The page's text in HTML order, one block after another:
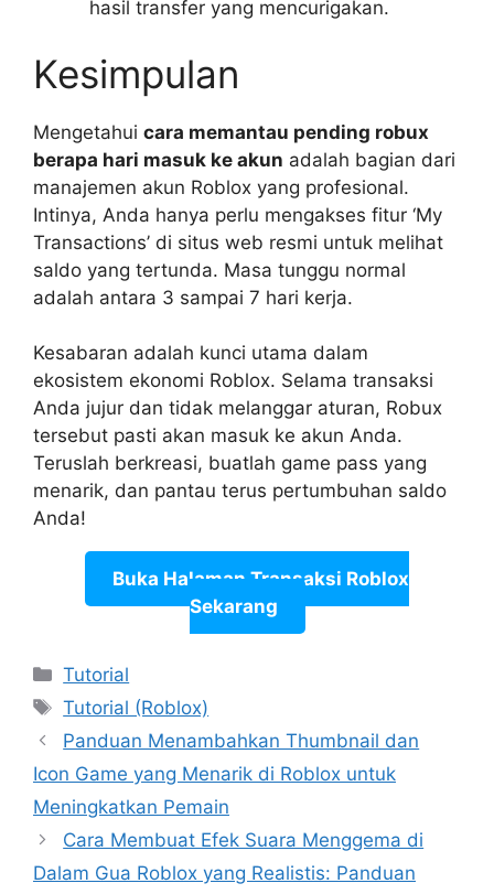
hasil transfer yang mencurigakan.
Kesimpulan
Mengetahui cara memantau pending robux
berapa hari masuk ke akun adalah bagian dari
manajemen akun Roblox yang profesional.
Intinya, Anda hanya perlu mengakses fitur ‘My
Transactions’ di situs web resmi untuk melihat
saldo yang tertunda. Masa tunggu normal
adalah antara 3 sampai 7 hari kerja.
Kesabaran adalah kunci utama dalam
ekosistem ekonomi Roblox. Selama transaksi
Anda jujur dan tidak melanggar aturan, Robux
tersebut pasti akan masuk ke akun Anda.
Teruslah berkreasi, buatlah game pass yang
menarik, dan pantau terus pertumbuhan saldo
Anda!
Buka Halaman Transaksi Roblox
Sekarang
Categories
Tutorial
Tags
Tutorial (Roblox)
Panduan Menambahkan Thumbnail dan
Icon Game yang Menarik di Roblox untuk
Meningkatkan Pemain
Cara Membuat Efek Suara Menggema di
Dalam Gua Roblox yang Realistis: Panduan